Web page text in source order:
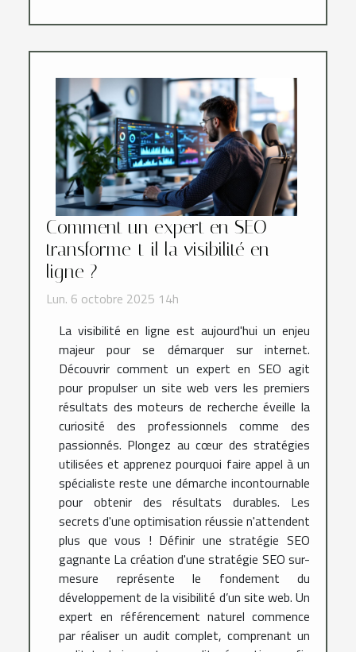
Comment un expert en SEO
transforme-t-il la visibilité en
ligne ?
Lun. 6 octobre 2025 14h
La visibilité en ligne est aujourd'hui un enjeu
majeur pour se démarquer sur internet.
Découvrir comment un expert en SEO agit
pour propulser un site web vers les premiers
résultats des moteurs de recherche éveille la
curiosité des professionnels comme des
passionnés. Plongez au cœur des stratégies
utilisées et apprenez pourquoi faire appel à un
spécialiste reste une démarche incontournable
pour obtenir des résultats durables. Les
secrets d'une optimisation réussie n'attendent
plus que vous ! Définir une stratégie SEO
gagnante La création d'une stratégie SEO sur-
mesure représente le fondement du
développement de la visibilité d’un site web. Un
expert en référencement naturel commence
par réaliser un audit complet, comprenant un